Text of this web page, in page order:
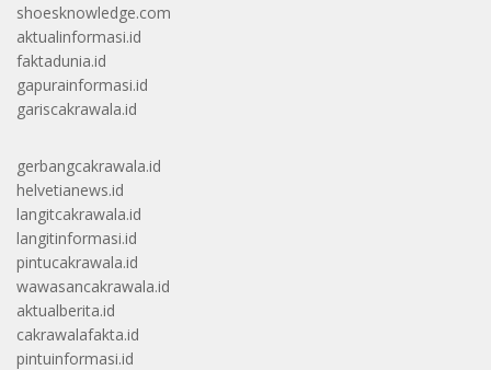
shoesknowledge.com
aktualinformasi.id
faktadunia.id
gapurainformasi.id
gariscakrawala.id
gerbangcakrawala.id
helvetianews.id
langitcakrawala.id
langitinformasi.id
pintucakrawala.id
wawasancakrawala.id
aktualberita.id
cakrawalafakta.id
pintuinformasi.id